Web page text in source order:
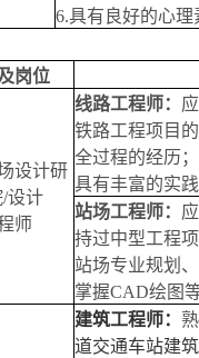
6.具有良好的心
岗位
设计研
/设计
师
线路工程师：
铁路工程项目
全过程的经历
具有丰富的实
站场工程师：
持过中型工程
站场专业规划
掌握CAD绘图
建筑工程师：
道交通车站建